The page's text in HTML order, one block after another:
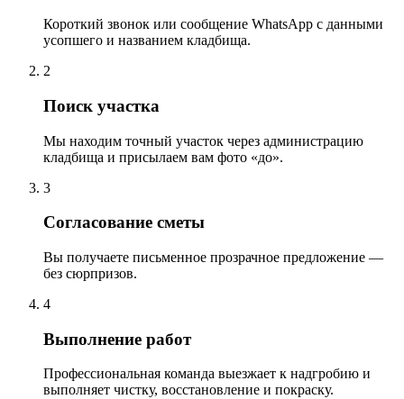
Короткий звонок или сообщение WhatsApp с данными
усопшего и названием кладбища.
2
Поиск участка
Мы находим точный участок через администрацию
кладбища и присылаем вам фото «до».
3
Согласование сметы
Вы получаете письменное прозрачное предложение —
без сюрпризов.
4
Выполнение работ
Профессиональная команда выезжает к надгробию и
выполняет чистку, восстановление и покраску.